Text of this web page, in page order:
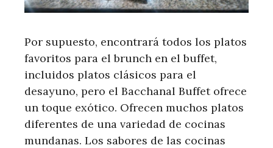
Por supuesto, encontrará todos los platos
favoritos para el brunch en el buffet,
incluidos platos clásicos para el
desayuno, pero el Bacchanal Buffet ofrece
un toque exótico. Ofrecen muchos platos
diferentes de una variedad de cocinas
mundanas. Los sabores de las cocinas